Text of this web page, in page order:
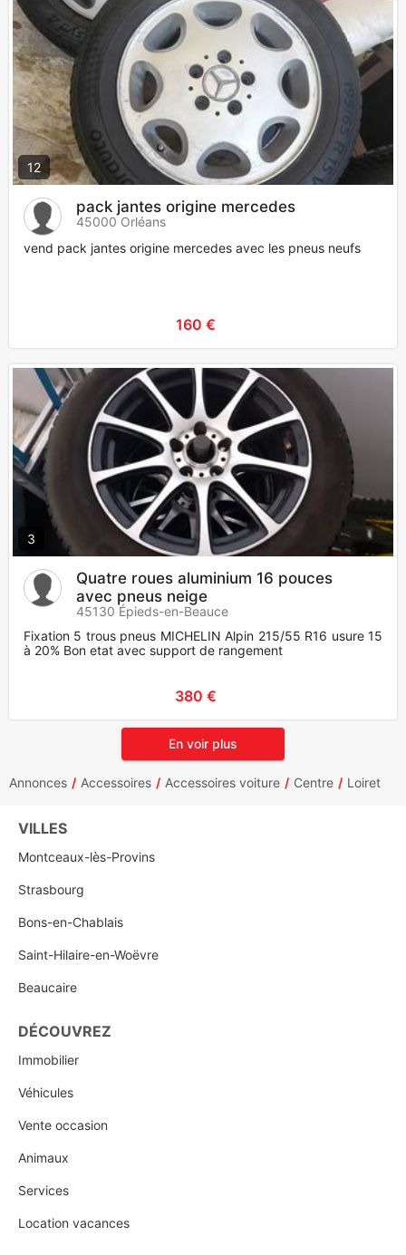
12
pack jantes origine mercedes
45000 Orléans
vend pack jantes origine mercedes avec les pneus neufs
160 €
3
Quatre roues aluminium 16 pouces
avec pneus neige
45130 Épieds-en-Beauce
Fixation 5 trous pneus MICHELIN Alpin 215/55 R16 usure 15
à 20% Bon etat avec support de rangement
380 €
En voir plus
Annonces Accessoires Accessoires voiture Centre Loiret
VILLES
Montceaux-lès-Provins
Strasbourg
Bons-en-Chablais
Saint-Hilaire-en-Woëvre
Beaucaire
DÉCOUVREZ
Immobilier
Véhicules
Vente occasion
Animaux
Services
Location vacances